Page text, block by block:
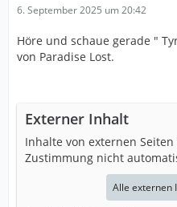
6. September 2025 um 20:42
Höre und schaue gerade "
von Paradise Lost.
Externer Inhalt
Inhalte von externen
Zustimmung nicht
Alle externen